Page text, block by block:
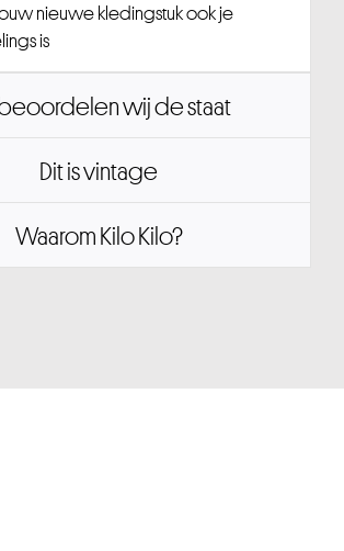
nieuwe kledingstuk ook je
is
wij de staat
Dit is vintage
Waarom Kilo Kilo?